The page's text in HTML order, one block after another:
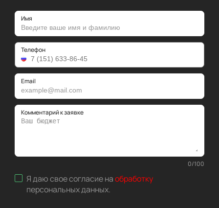
Имя
Телефон
Email
Комментарий к заявке
0/100
Я даю свое согласие наобработку
персональных данных.